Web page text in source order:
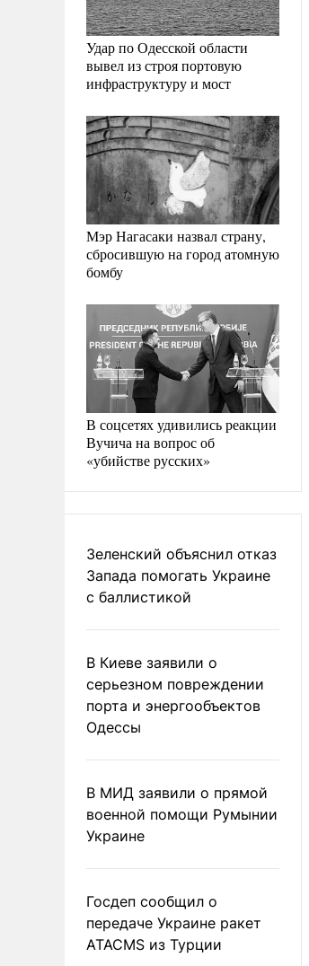
Удар по Одесской области
вывел из строя портовую
инфраструктуру и мост
Мэр Нагасаки назвал страну,
сбросившую на город атомную
бомбу
В соцсетях удивились реакции
Вучича на вопрос об
«убийстве русских»
Зеленский объяснил отказ
Запада помогать Украине
с баллистикой
В Киеве заявили о
серьезном повреждении
порта и энергообъектов
Одессы
В МИД заявили о прямой
военной помощи Румынии
Украине
Госдеп сообщил о
передаче Украине ракет
ATACMS из Турции